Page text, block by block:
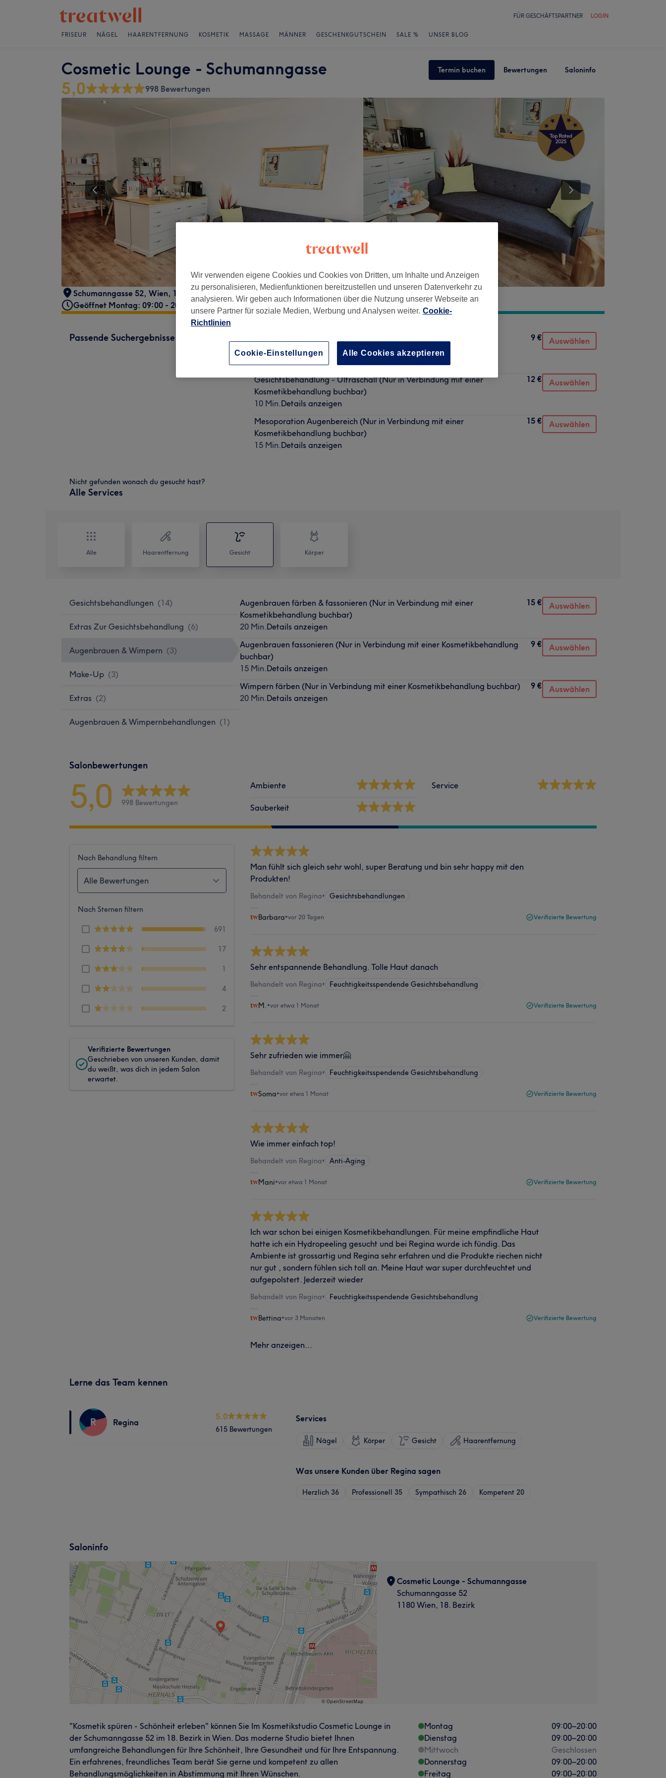
FÜR GESCHÄFTSPARTNER LOGIN
FRISEUR NÄGEL HAARENTFERNUNG KOSMETIK MASSAGE MÄNNER GESCHENKGUTSCHEIN SALE % UNSER BLOG
Cosmetic Lounge - Schumanngasse Termin buchen Bewertungen Saloninfo
5,0 998 Bewertungen
Schumanngasse 52, Wien, 18. Bezirk, 1180 - Gehört zu Cosmetic Lounge
Geöffnet Montag: 09:00 - 20:00
Passende Suchergebnisse
Kosmetikbehandlung buchbar)
9 € Auswählen
Gesichtsbehandlung - Ultraschall (Nur in Verbindung mit einer
Kosmetikbehandlung buchbar)
10 Min.Details anzeigen
12 € Auswählen
Mesoporation Augenbereich (Nur in Verbindung mit einer
Kosmetikbehandlung buchbar)
15 Min.Details anzeigen
15 € Auswählen
Nicht gefunden wonach du gesucht hast?
Alle Services
Alle Haarentfernung Gesicht Körper
Gesichtsbehandlungen (14)
Extras Zur Gesichtsbehandlung (6)
Augenbrauen & Wimpern (3)
Make-Up (3)
Extras (2)
Augenbrauen & Wimpernbehandlungen (1)
Augenbrauen färben & fassonieren (Nur in Verbindung mit einer
Kosmetikbehandlung buchbar)
20 Min.Details anzeigen
15 € Auswählen
Augenbrauen fassonieren (Nur in Verbindung mit einer Kosmetikbehandlung
buchbar)
15 Min.Details anzeigen
9 € Auswählen
Wimpern färben (Nur in Verbindung mit einer Kosmetikbehandlung buchbar)
20 Min.Details anzeigen
9 € Auswählen
Salonbewertungen
5,0 998 Bewertungen
Ambiente
Sauberkeit
Service
Nach Behandlung filtern
Alle Bewertungen
Nach Sternen filtern
691
17
1
4
2
Verifizierte Bewertungen
Geschrieben von unseren Kunden, damit
du weißt, was dich in jedem Salon
erwartet.
Man fühlt sich gleich sehr wohl, super Beratung und bin sehr happy mit den
Produkten!
Behandelt von Regina• Gesichtsbehandlungen
Barbara•vor 20 Tagen Verifizierte Bewertung
Sehr entspannende Behandlung. Tolle Haut danach
Behandelt von Regina• Feuchtigkeitsspendende Gesichtsbehandlung
M. •vor etwa 1 Monat Verifizierte Bewertung
Sehr zufrieden wie immer🤗
Behandelt von Regina• Feuchtigkeitsspendende Gesichtsbehandlung
Soma•vor etwa 1 Monat Verifizierte Bewertung
Wie immer einfach top!
Behandelt von Regina• Anti-Aging
Mani•vor etwa 1 Monat Verifizierte Bewertung
Ich war schon bei einigen Kosmetikbehandlungen. Für meine empfindliche Haut
hatte ich ein Hydropeeling gesucht und bei Regina wurde ich fündig. Das
Ambiente ist grossartig und Regina sehr erfahren und die Produkte riechen nicht
nur gut , sondern fühlen sich toll an. Meine Haut war super durchfeuchtet und
aufgepolstert. Jederzeit wieder
Behandelt von Regina• Feuchtigkeitsspendende Gesichtsbehandlung
Bettina•vor 3 Monaten Verifizierte Bewertung
Mehr anzeigen...
Lerne das Team kennen
R Regina
5.0
615 Bewertungen
Services
Nägel Körper Gesicht Haarentfernung
Was unsere Kunden über Regina sagen
Herzlich 36 Professionell 35 Sympathisch 26 Kompetent 20
Saloninfo
Cosmetic Lounge - Schumanngasse
Schumanngasse 52
1180 Wien, 18. Bezirk
"Kosmetik spüren - Schönheit erleben" können Sie Im Kosmetikstudio Cosmetic Lounge in
der Schumanngasse 52 im 18. Bezirk in Wien. Das moderne Studio bietet Ihnen
umfangreiche Behandlungen für Ihre Schönheit, Ihre Gesundheit und für Ihre Entspannung.
Ein erfahrenes, freundliches Team berät Sie gerne und kompetent zu allen
Behandlungsmöglichkeiten in Abstimmung mit Ihren Wünschen.
Montag 09:00–20:00
Dienstag
09:00–20:00
Mittwoch
Geschlossen
Donnerstag
09:00–20:00
Freitag
09:00–20:00
Wir verwenden eigene Cookies und Cookies von Dritten, um Inhalte und Anzeigen
zu personalisieren, Medienfunktionen bereitzustellen und unseren Datenverkehr zu
analysieren. Wir geben auch Informationen über die Nutzung unserer Webseite an
unsere Partner für soziale Medien, Werbung und Analysen weiter. Cookie-
Richtlinien
Alle Cookies akzeptieren
Cookie-Einstellungen